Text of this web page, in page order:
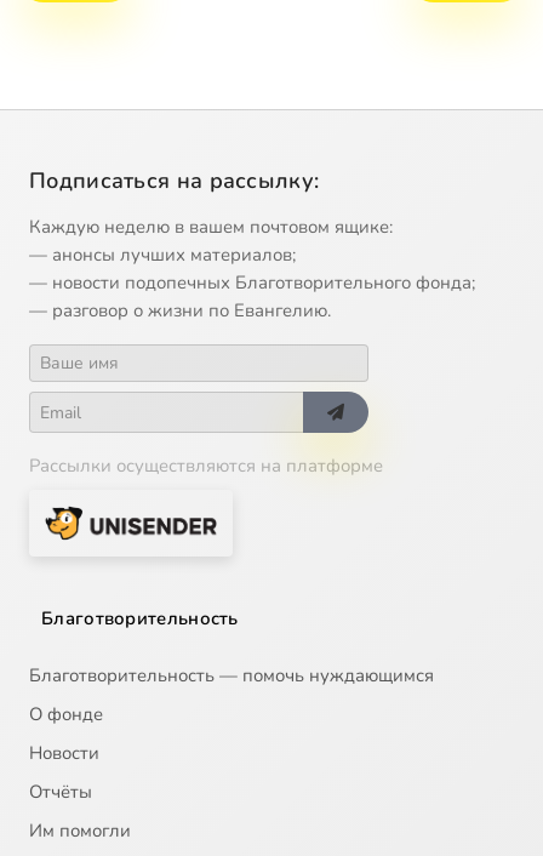
Подписаться на рассылку:
Каждую неделю в вашем почтовом ящике:
— анонсы лучших материалов;
— новости подопечных Благотворительного фонда;
— разговор о жизни по Евангелию.
Рассылки осуществляются на платформе
Благотворительность
Благотворительность — помочь нуждающимся
О фонде
Новости
Отчёты
Им помогли